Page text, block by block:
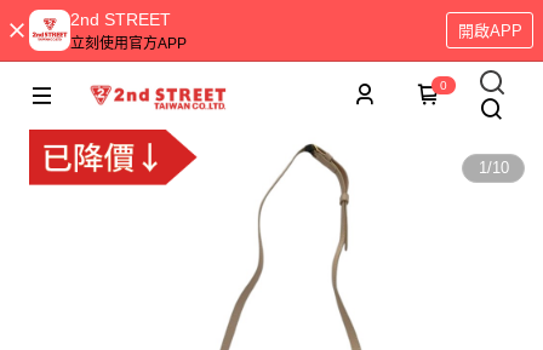
2nd STREET
立刻使用官方APP
開啟APP
0
1/10